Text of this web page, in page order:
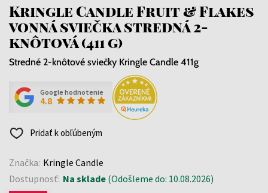
Kringle Candle Fruit & Flakes
vonná sviečka stredná 2-
knôtová (411 g)
Stredné 2-knôtové sviečky Kringle Candle 411g
Google hodnotenie
4.8
Pridať k obľúbeným
Značka: Kringle Candle
Dostupnosť: Na sklade (Odošleme do: 10.08.2026)